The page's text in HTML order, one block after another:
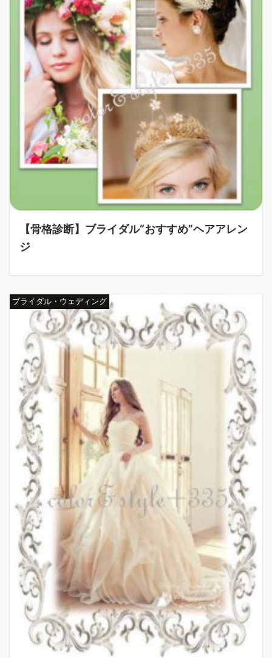
【骨格診断】ブライダル“おすすめ”ヘアアレン
ジ
ブライダル・ウェディング